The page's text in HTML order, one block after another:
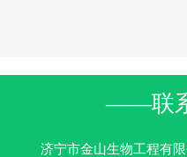
——联
济宁市金山生物工程有限